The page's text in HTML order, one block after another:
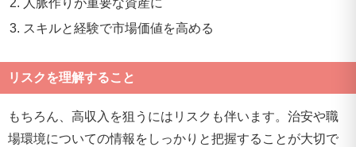
人脈作りが重要な資産に
スキルと経験で市場価値を高める
リスクを理解すること
もちろん、高収入を狙うにはリスクも伴います。治安や職
場環境についての情報をしっかりと把握することが大切で